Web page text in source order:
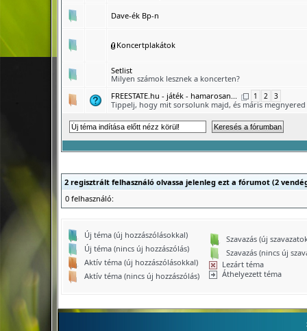
Dave-ék Bp-n
Koncertplakátok
Setlist
Milyen számok lesznek a koncerten?
FREESTATE.hu - játék - hamarosan...
1 2 3
Tippelj, hogy mit sorsolunk majd, és máris megnyered
2 regisztrált felhasználó olvassa jelenleg ezt a fórumot (2
0 felhasználó:
Új téma (új hozzászólásokkal)
Új téma (nincs új hozzászólás)
Aktív téma (új hozzászólásokkal)
Aktív téma (nincs új hozzászólás)
Szavazás (új
Szavazás (nincs új
Lezárt téma
Áthelyezett téma